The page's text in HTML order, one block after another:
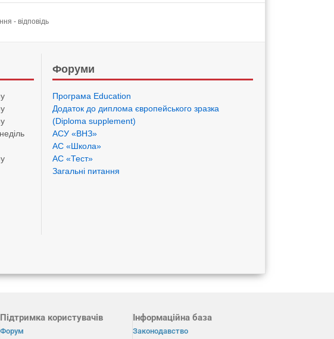
- відповідь
Форуми
Програма Eduсation
Додаток до диплома європейського зразка
(Diploma supplement)
АСУ «ВНЗ»
АС «Школа»
АС «Тест»
Загальні питання
Підтримка користувачів
Форум
Інформаційна база
Законодавство